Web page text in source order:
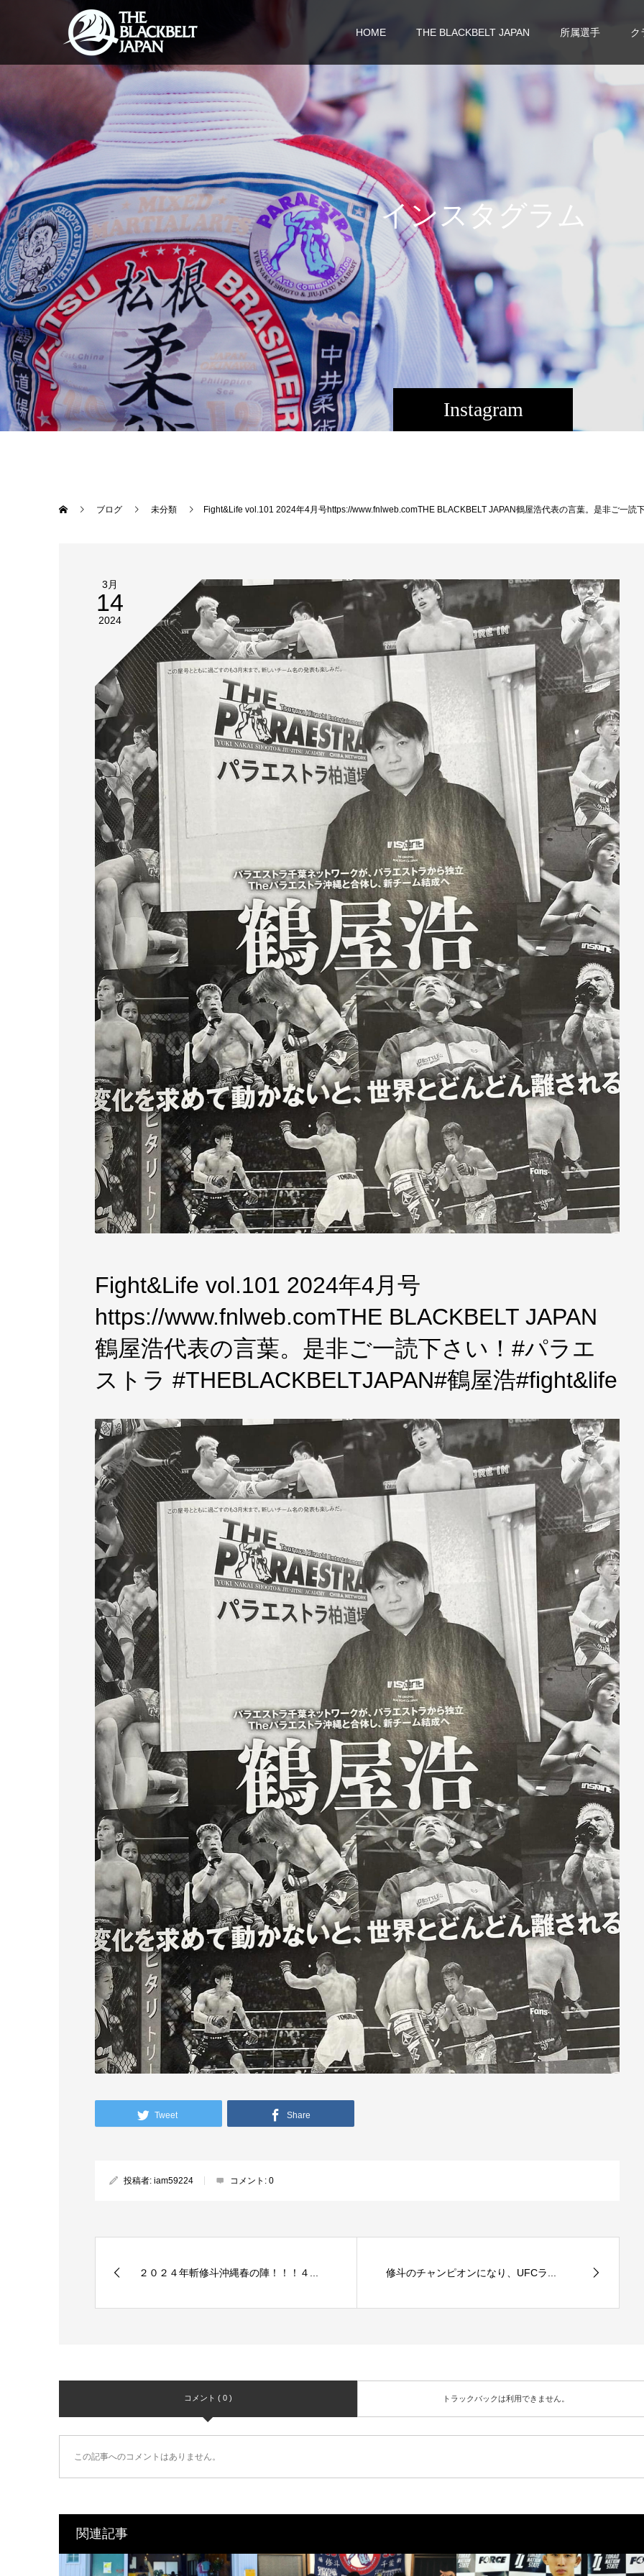
HOME THE BLACKBELT JAPAN 所属選手 ク
Instagram
インスタグラ ム
ブログ 未分類 Fight&Life vol.101 2024年4月号https://www.fnlweb.comTHE BLACKBELT JAPAN鶴屋浩代表の言葉。是非ご一
3月
14
2024
Fight&Life vol.101 2024年4月号
https://www.fnlweb.comTHE BLACKBELT JAPAN
鶴屋浩代表の言葉。是非ご一読下さい！#パラエ
ストラ #THEBLACKBELTJAPAN#鶴屋浩#fight&life
Tweet Share
投稿者: iam59224 コメント: 0
２０２４年斬修斗沖縄春の陣！！！４... 修斗のチャンピオンになり、UFCラ...
コメント ( 0 ) トラックバックは利用できません。
この記事へのコメントはありません。
関連記事